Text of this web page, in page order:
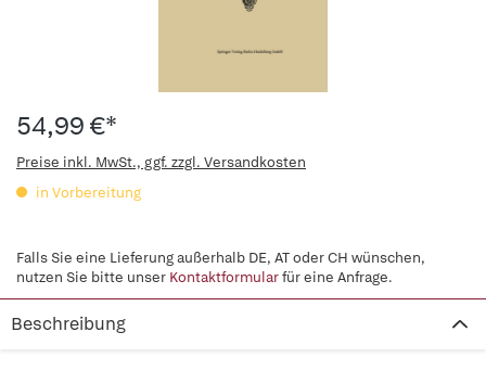
54,99 €*
Preise inkl. MwSt., ggf. zzgl. Versandkosten
in Vorbereitung
Falls Sie eine Lieferung außerhalb DE, AT oder CH wünschen,
nutzen Sie bitte unser Kontaktformularfür eine Anfrage.
Beschreibung